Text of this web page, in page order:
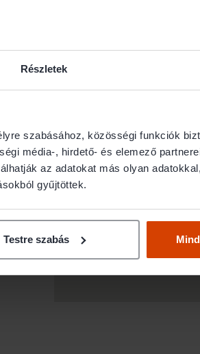
Részletek
szabásához, közösségi funkciók
média-, hirdető- és elemező
az adatokat más olyan
gyűjtöttek.
Testre szabás